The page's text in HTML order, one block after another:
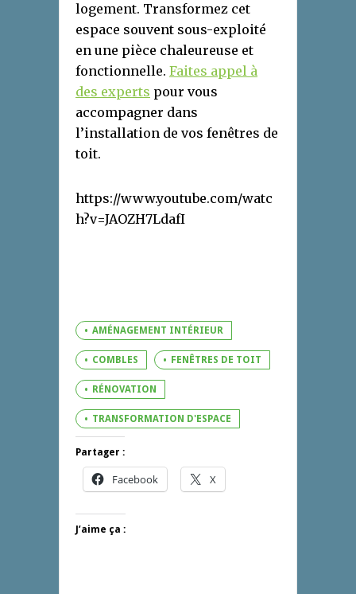
logement. Transformez cet
espace souvent sous-exploité
en une pièce chaleureuse et
fonctionnelle. Faites appel à
des experts pour vous
accompagner dans
l’installation de vos fenêtres de
toit.
https://www.youtube.com/watc
h?v=JAOZH7LdafI
AMÉNAGEMENT INTÉRIEUR
COMBLES FENÊTRES DE TOIT
RÉNOVATION
TRANSFORMATION D'ESPACE
Partager :
Facebook X
J’aime ça :